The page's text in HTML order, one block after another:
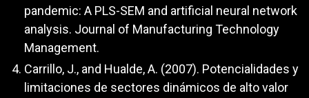
pandemic: A PLS-SEM and artificial neural network
analysis. Journal of Manufacturing Technology
Management.
Carrillo, J., and Hualde, A. (2007). Potencialidades y
limitaciones de sectores dinámicos de alto valor